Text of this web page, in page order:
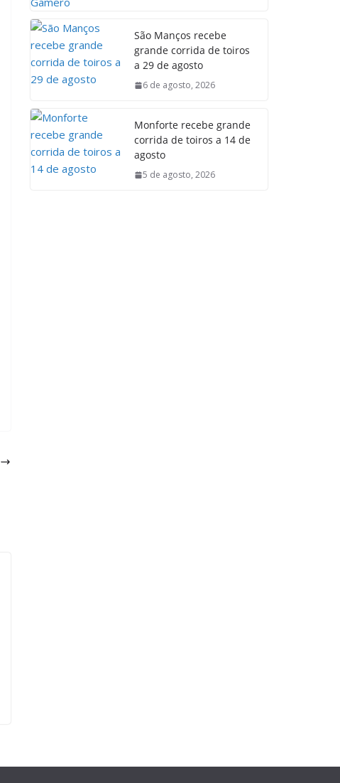
São Manços recebe
grande corrida de toiros
a 29 de agosto
6 de agosto, 2026
Monforte recebe grande
corrida de toiros a 14 de
agosto
5 de agosto, 2026